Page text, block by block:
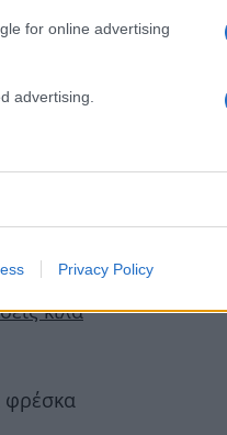
for online advertising
advertising.
Privacy Policy
άφοβα σε
κιλά
φρέσκα